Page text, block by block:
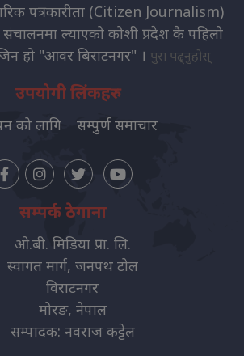
पत्रकारीता (Citizen Journalism)
संचालनमा ल्याएको कोशी प्रदेश कै पहिलो
हो "आवर बिराटनगर" । पुरा पढ्नुहोस्
उपयोगी लिंकहरु
को लागि सम्पुर्ण समाचार
सम्पर्क ठेगाना
ओ.बी. मिडिया प्रा. लि.
स्वागत मार्ग, जनपथ टोल
विराटनगर
मोरङ, नेपाल
सम्पादक: नवराज कट्टेल